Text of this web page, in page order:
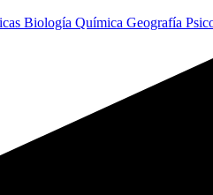
Biología Química Geografía